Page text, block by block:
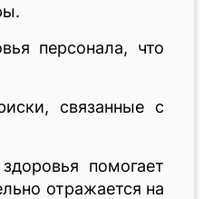
персонала, что
связанные с
помогает
отражается на